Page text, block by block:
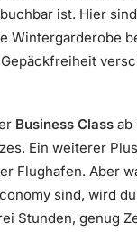
buchbar ist. Hier
Wintergarderobe
Business Class ab
Ein weiterer
Flughafen. Aber
sind, wird
Stunden, genug